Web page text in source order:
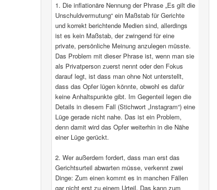
1. Die inflationäre Nennung der Phrase „Es gilt die
Unschuldvermutung“ ein Maßstab für Gerichte
und korrekt berichtende Medien sind, allerdings
ist es kein Maßstab, der zwingend für eine
private, persönliche Meinung anzulegen müsste.
Das Problem mit dieser Phrase ist, wenn man sie
als Privatperson zuerst nennt oder den Fokus
darauf legt, ist dass man ohne Not unterstellt,
dass das Opfer lügen könnte, obwohl es dafür
keine Anhaltspunkte gibt. Im Gegenteil legen die
Details in diesem Fall (Stichwort „Instagram“) eine
Lüge gerade nicht nahe. Das ist ein Problem,
denn damit wird das Opfer weiterhin in die Nähe
einer Lüge gerückt.
2. Wer außerdem fordert, dass man erst das
Gerichtsurteil abwarten müsse, verkennt zwei
Dinge: Zum einen kommt es in manchen Fällen
gar nicht erst zu einem Urteil. Das kann zum